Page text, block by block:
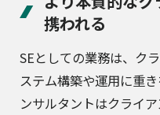
携われる
SEとしての業務は、ク
ステム構築や運用に重
ンサルタントはクライ